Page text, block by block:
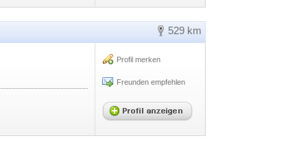
529 km
Profil merken
Freunden empfehlen